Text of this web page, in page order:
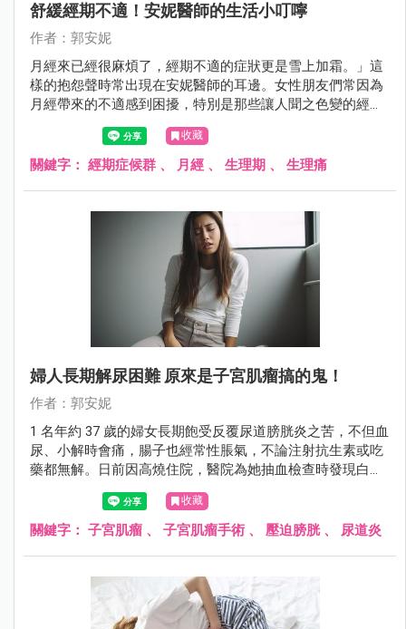
舒緩經期不適！安妮醫師的生活小叮嚀
作者：郭安妮
月經來已經很麻煩了，經期不適的症狀更是雪上加霜。」這
樣的抱怨聲時常出現在安妮醫師的耳邊。女性朋友們常因為
月經帶來的不適感到困擾，特別是那些讓人聞之色變的經期
症候群，在年齡介於 20 ~ 40 歲之間更是常見，尤其是在 25
~ 35 歲這個年齡段達到高峰。在這裡，安妮醫師將與大家分
享一些能夠幫助你揮別生理不適、重拾好氣色的建議。
收藏
關鍵字： 經期症候群 、 月經 、 生理期 、 生理痛
婦人長期解尿困難 原來是子宮肌瘤搞的鬼！
作者：郭安妮
1 名年約 37 歲的婦女長期飽受反覆尿道膀胱炎之苦，不但血
尿、小解時會痛，腸子也經常性脹氣，不論注射抗生素或吃
藥都無解。日前因高燒住院，醫院為她抽血檢查時發現白血
球數超標，血液裡滿佈細菌，同時檢查出她子宮裡長有 7、8
顆大小不一的肌瘤，其中 1 顆大約 8 公分大，向外壓迫到膀
胱和尿道，造成頻尿、排尿困難；另 1 顆壓迫到腸子，造成
收藏
關鍵字： 子宮肌瘤 、 子宮肌瘤手術 、 壓迫膀胱、 尿道炎